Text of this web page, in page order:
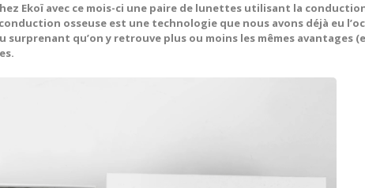
Ekoï avec ce mois-ci une paire de lunettes utilisant la
osseuse est une technologie que nous avons déjà eu
qu’on y retrouve plus ou moins les mêmes avantages